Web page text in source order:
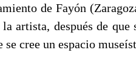
de Fayón
la artista, después de
cree un espacio